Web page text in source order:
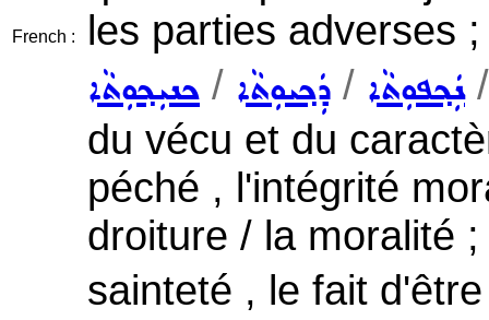
French :
les parties adverses
ܟܢܝܼܟ݂ܘܼܬܵܐ / ܕܲܟ݂ܝܘܼܬܵܐ / ܢܲܟ݂ܦܘܼܬܵܐ
du vécu et du
péché , l'intégrité
droiture / la moralité
sainteté , le fait